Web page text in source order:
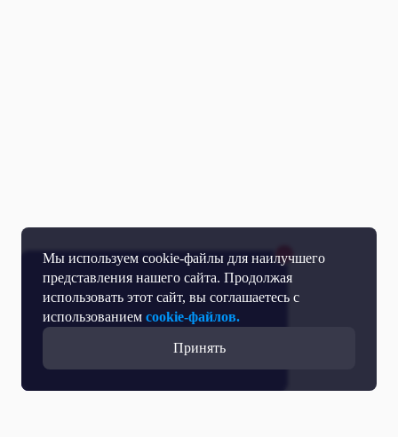
Мы используем cookie-файлы для наилучшего
представления нашего сайта. Продолжая
использовать этот сайт, вы соглашаетесь с
использованием cookie-файлов.
Принять